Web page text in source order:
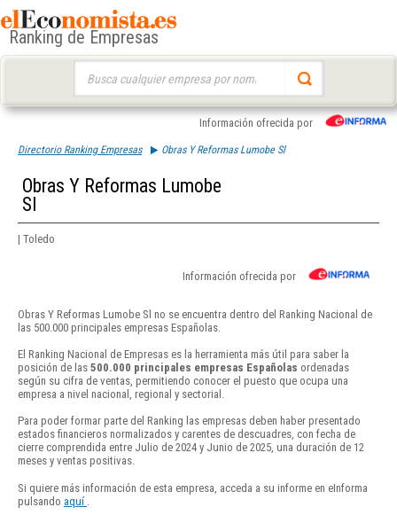
Ranking de Empresas
Información ofrecida por
Directorio Ranking Empresas Obras Y Reformas Lumobe Sl
Obras Y Reformas Lumobe
Sl
| Toledo
Información ofrecida por
Obras Y Reformas Lumobe Sl no se encuentra dentro del Ranking Nacional de
las 500.000 principales empresas Españolas.
El Ranking Nacional de Empresas es la herramienta más útil para saber la
posición de las 500.000 principales empresas Españolas ordenadas
según su cifra de ventas, permitiendo conocer el puesto que ocupa una
empresa a nivel nacional, regional y sectorial.
Para poder formar parte del Ranking las empresas deben haber presentado
estados financieros normalizados y carentes de descuadres, con fecha de
cierre comprendida entre Julio de 2024 y Junio de 2025, una duración de 12
meses y ventas positivas.
Si quiere más información de esta empresa, acceda a su informe en eInforma
pulsando aquí